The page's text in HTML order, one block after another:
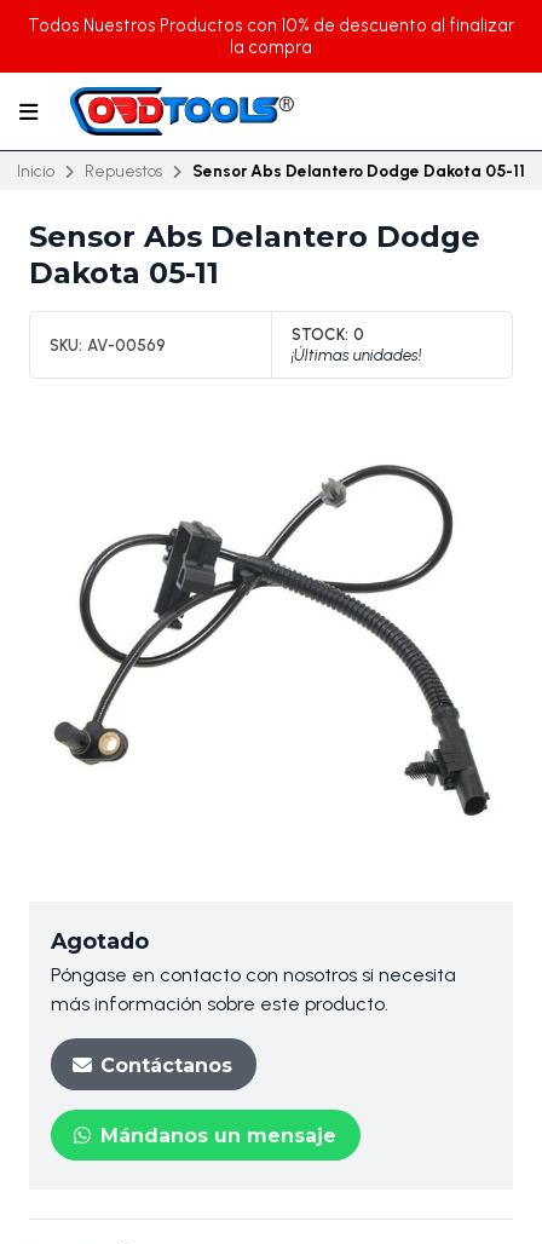
Todos Nuestros Productos con 10% de descuento al finalizar
la compra
Inicio Repuestos Sensor Abs Delantero Dodge Dakota 05-11
Sensor Abs Delantero Dodge
Dakota 05-11
SKU: AV-00569
STOCK: 0
¡Últimas unidades!
Agotado
Póngase en contacto con nosotros si necesita
más información sobre este producto.
Contáctanos
Mándanos un mensaje